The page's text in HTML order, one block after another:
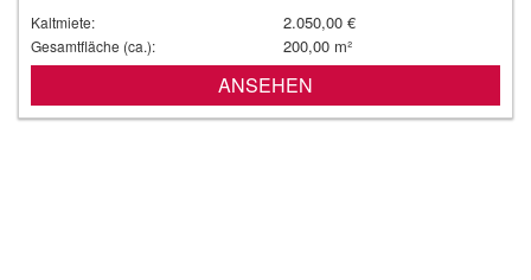
Kaltmiete:
2.050,00 €
Gesamtfläche (ca.): 200,00 m²
ANSEHEN